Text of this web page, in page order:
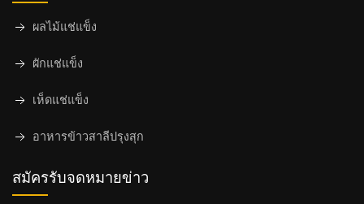
ผลไม้แช่แข็ง
ผักแช่แข็ง
เห็ดแช่แข็ง
อาหารข้าวสาลีปรุงสุก
สมัครรับจดหมายข่าว